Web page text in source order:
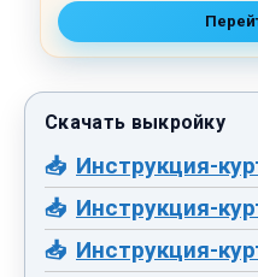
Инструкция-
Инструкция-
Инструкция-